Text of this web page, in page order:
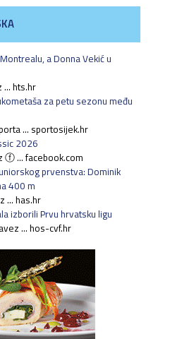
a Donna Vekić u
hts.hr
za petu sezonu među
... sportosijek.hr
2026
ⓕ ... facebook.com
prvenstva: Dominik
400 m
... has.hr
izborili Prvu hrvatsku ligu
... hos-cvf.hr